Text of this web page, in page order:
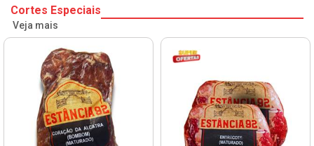
Cortes Especiais
Veja mais